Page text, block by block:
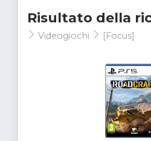
Risultato della
Videogiochi [Focus]